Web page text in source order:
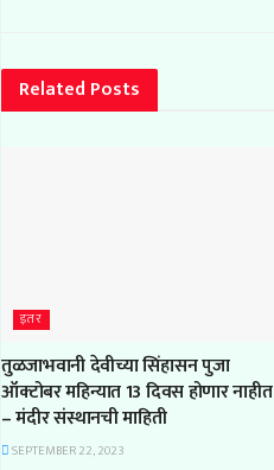
Related Posts
इतर
तुळजाभवानी देवीच्या सिंहासन पुजा
ऑक्टोबर महिन्यात 13 दिवस होणार नाहीत
– मंदीर संस्थानची माहिती
SEPTEMBER 22, 2023